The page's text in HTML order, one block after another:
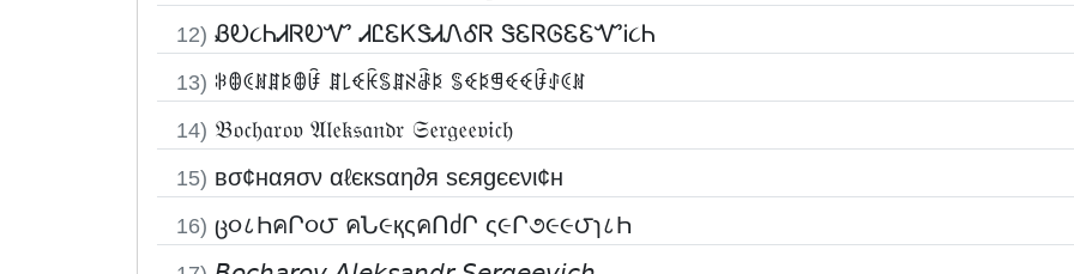
12) ᏰᎧ૮ᏂᏗᏒᎧᏉ ᏗᏝᏋᏦᏕᏗᏁᎴᏒ ᏕᏋᏒᎶᏋᏋᏉᎥ૮Ꮒ
13) ꋰꂦꀯꍩꁲꌅꂦꀰ ꁲ꒒ꈼꀗꌚꁲꋊꂠꌅ ꌚꈼꌅꁅꈼꈼꀰꂑꀯꍩ
14) 𝔅𝔬𝔠𝔥𝔞𝔯𝔬𝔳 𝔄𝔩𝔢𝔨𝔰𝔞𝔫𝔡𝔯 𝔖𝔢𝔯𝔤𝔢𝔢𝔳𝔦𝔠𝔥
15) вσ¢нαяσν αℓєкѕαη∂я ѕєяgєєνι¢н
16) ც૦८ҺคՐ૦౮ คՆ૯қςคՈძՐ ς૯Ր૭૯૯౮ɿ८Һ